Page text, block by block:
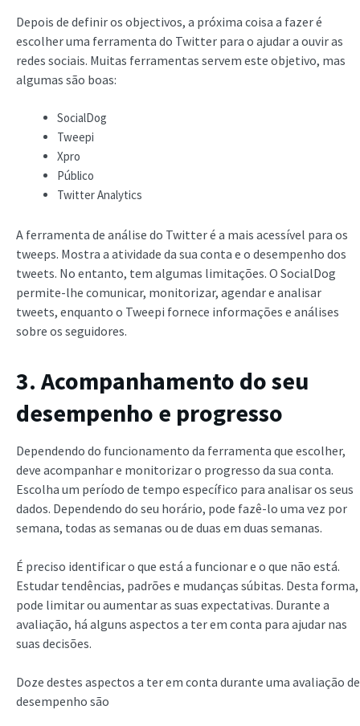
Depois de definir os objectivos, a próxima coisa a fazer é
escolher uma ferramenta do Twitter para o ajudar a ouvir as
redes sociais. Muitas ferramentas servem este objetivo, mas
algumas são boas:
SocialDog
Tweepi
Xpro
Público
Twitter Analytics
A ferramenta de análise do Twitter é a mais acessível para os
tweeps. Mostra a atividade da sua conta e o desempenho dos
tweets. No entanto, tem algumas limitações. O SocialDog
permite-lhe comunicar, monitorizar, agendar e analisar
tweets, enquanto o Tweepi fornece informações e análises
sobre os seguidores.
3. Acompanhamento do seu
desempenho e progresso
Dependendo do funcionamento da ferramenta que escolher,
deve acompanhar e monitorizar o progresso da sua conta.
Escolha um período de tempo específico para analisar os seus
dados. Dependendo do seu horário, pode fazê-lo uma vez por
semana, todas as semanas ou de duas em duas semanas.
É preciso identificar o que está a funcionar e o que não está.
Estudar tendências, padrões e mudanças súbitas. Desta forma,
pode limitar ou aumentar as suas expectativas. Durante a
avaliação, há alguns aspectos a ter em conta para ajudar nas
suas decisões.
Doze destes aspectos a ter em conta durante uma avaliação de
desempenho são